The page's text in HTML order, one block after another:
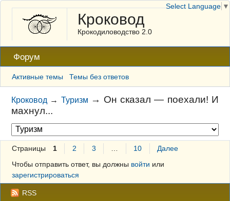
Кроковод
Крокодиловодство 2.0
Форум
Активные темы Темы без ответов
Кроковод → Туризм → Он сказал — поехали! И
махнул...
Страницы 1 2 3 10
Далее
Чтобы отправить ответ, вы должны войти или
зарегистрироваться
RSS
Select Language ▼